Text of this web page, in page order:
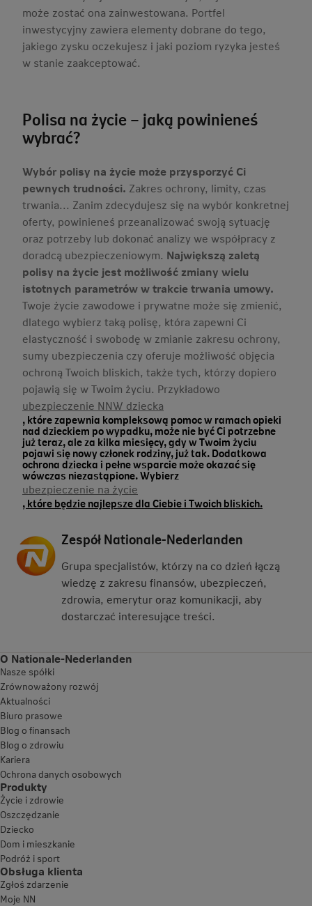
może zostać ona zainwestowana. Portfel
inwestycyjny zawiera elementy dobrane do tego,
jakiego zysku oczekujesz i jaki poziom ryzyka jesteś
w stanie zaakceptować.
Polisa na życie – jaką powinieneś
wybrać?
Wybór polisy na życie może przysporzyć Ci
pewnych trudności. Zakres ochrony, limity, czas
trwania... Zanim zdecydujesz się na wybór konkretnej
oferty, powinieneś przeanalizować swoją sytuację
oraz potrzeby lub dokonać analizy we współpracy z
doradcą ubezpieczeniowym. Największą zaletą
polisy na życie jest możliwość zmiany wielu
istotnych parametrów w trakcie trwania umowy.
Twoje życie zawodowe i prywatne może się zmienić,
dlatego wybierz taką polisę, która zapewni Ci
elastyczność i swobodę w zmianie zakresu ochrony,
sumy ubezpieczenia czy oferuje możliwość objęcia
ochroną Twoich bliskich, także tych, którzy dopiero
pojawią się w Twoim życiu. Przykładowo
ubezpieczenie NNW dziecka
, które zapewnia kompleksową pomoc w ramach opieki
nad dzieckiem po wypadku, może nie być Ci potrzebne
już teraz, ale za kilka miesięcy, gdy w Twoim życiu
pojawi się nowy członek rodziny, już tak. Dodatkowa
ochrona dziecka i pełne wsparcie może okazać się
wówczas niezastąpione. Wybierz
ubezpieczenie na życie
, które będzie najlepsze dla Ciebie i Twoich bliskich.
Zespół Nationale-Nederlanden
Grupa specjalistów, którzy na co dzień łączą
wiedzę z zakresu finansów, ubezpieczeń,
zdrowia, emerytur oraz komunikacji, aby
dostarczać interesujące treści.
O Nationale-Nederlanden
Nasze spółki
Zrównoważony rozwój
Aktualności
Biuro prasowe
Blog o finansach
Blog o zdrowiu
Kariera
Ochrona danych osobowych
Produkty
Życie i zdrowie
Oszczędzanie
Dziecko
Dom i mieszkanie
Podróż i sport
Obsługa klienta
Zgłoś zdarzenie
Moje NN